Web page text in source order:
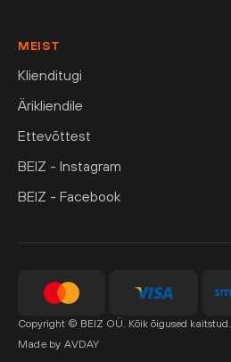
MEIST
Klienditugi
Ärikliendile
Ettevõttest
BEIZ - Instagram
BEIZ - Facebook
Copyright © BEIZ OÜ. Kõik õigused kaitstud.
Made by AVDAY